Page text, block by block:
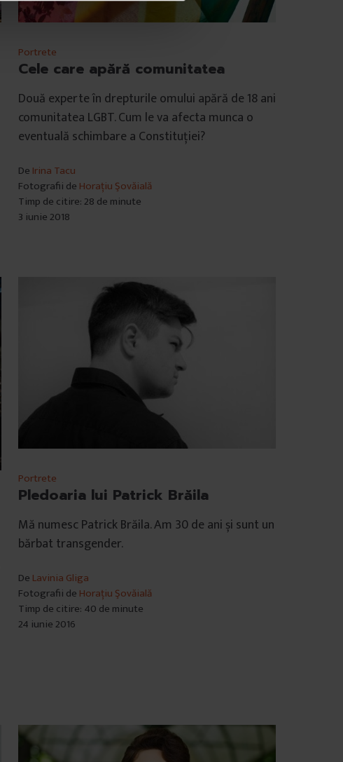
Portrete
Cele care apără comunitatea
Două experte în drepturile omului apără de 18 ani
comunitatea LGBT. Cum le va afecta munca o
eventuală schimbare a Constituției?
De Irina Tacu
Fotografii de Horațiu Şovăială
Timp de citire: 28 de minute
3 iunie 2018
Portrete
Pledoaria lui Patrick Brăila
Mă numesc Patrick Brăila. Am 30 de ani și sunt un
bărbat transgender.
De Lavinia Gliga
Fotografii de Horațiu Şovăială
Timp de citire: 40 de minute
24 iunie 2016